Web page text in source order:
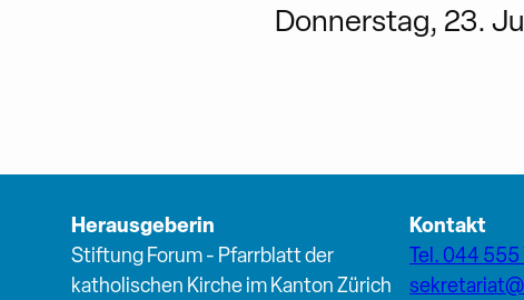
Donnerstag, 23.
Herausgeberin
Stiftung Forum - Pfarrblatt der
katholischen Kirche im Kanton Zürich
Kontakt
Tel. 044 555